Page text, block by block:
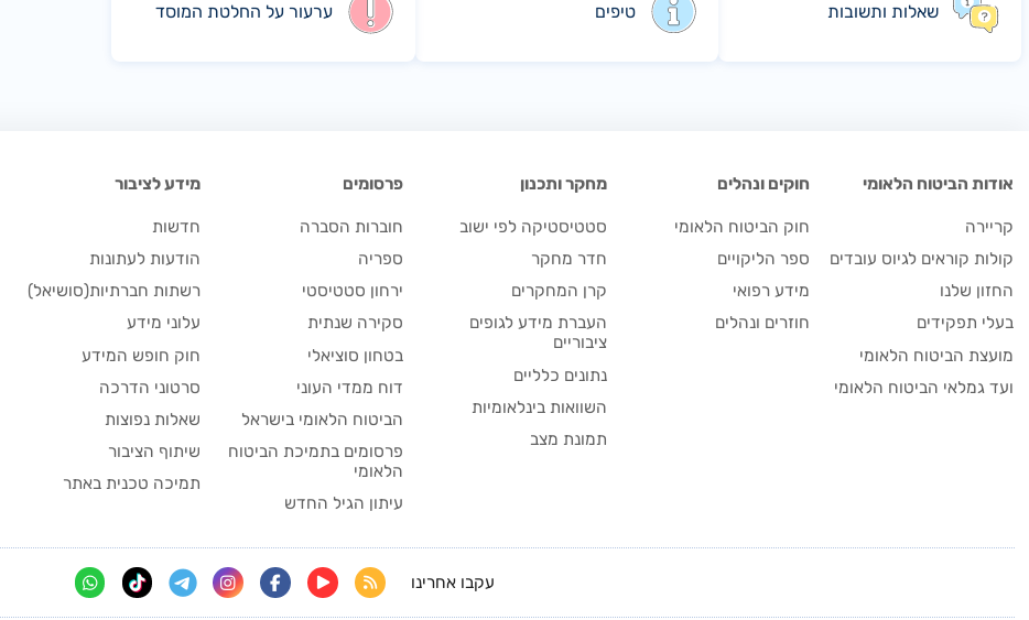
שאלות ותשובות טיפים ערעור על החלטת המוסד
אודות הביטוח הלאומי
קריירה
קולות קוראים לגיוס עובדים
החזון שלנו
בעלי תפקידים
מועצת הביטוח הלאומי
ועד גמלאי הביטוח הלאומי
חוקים ונהלים
חוק הביטוח הלאומי
ספר הליקויים
מידע רפואי
חוזרים ונהלים
מחקר ותכנון
סטטיסטיקה לפי ישוב
חדר מחקר
קרן המחקרים
העברת מידע לגופים
ציבוריים
נתונים כלליים
השוואות בינלאומיות
תמונת מצב
פרסומים
חוברות הסברה
ספריה
ירחון סטטיסטי
סקירה שנתית
בטחון סוציאלי
דוח ממדי העוני
הביטוח הלאומי בישראל
פרסומים בתמיכת הביטוח
הלאומי
עיתון הגיל החדש
מידע לציבור
חדשות
הודעות לעתונות
רשתות חברתיות(סושיאל)
עלוני מידע
חוק חופש המידע
סרטוני הדרכה
שאלות נפוצות
שיתוף הציבור
תמיכה טכנית באתר
עקבו אחרינו